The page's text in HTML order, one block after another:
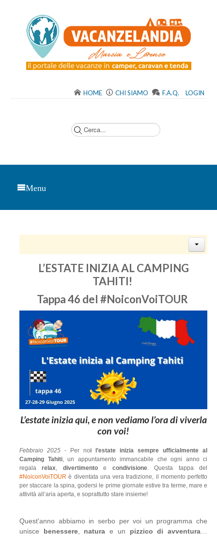
HOME CHI SIAMO F.A.Q. LOGIN
Menu
L’ESTATE INIZIA AL CAMPING
TAHITI!
Tappa 46 del #NoiconVoiTOUR
L’estate inizia qui, e non vediamo l’ora di viverla
con voi!
Febbraio 2025 - Per noi l’estate inizia sempre ufficialmente al
Camping Tahiti, un appuntamento immancabile che ogni anno ci
regalarelax, divertimentoe condivisione. Questa tappa del
#NoiconVoiTOUR è diventata una vera tradizione, il momento perfetto
per staccare la spina, godersi le prime giornate estive tra terme, mare e
attività all’aria aperta, e soprattutto stare insieme!
Quest'anno abbiamo in serbo per voi un programma che
unisce benessere, natura e un pizzico di avventura